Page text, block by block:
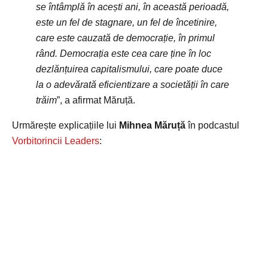
se întâmplă în acești ani, în această perioadă,
este un fel de stagnare, un fel de încetinire,
care este cauzată de democrație, în primul
rând. Democrația este cea care ține în loc
dezlănțuirea capitalismului, care poate duce
la o adevărată eficientizare a societății în care
trăim”, a afirmat Măruță.
Urmărește explicațiile lui Mihnea Măruțăîn podcastul
Vorbitorincii Leaders: